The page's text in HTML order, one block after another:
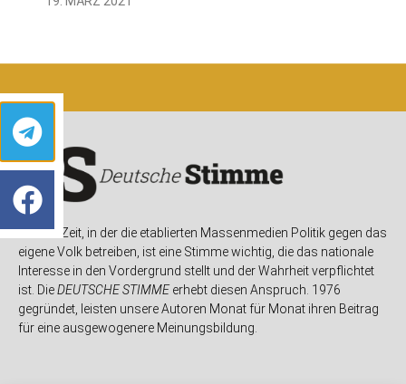
In einer Zeit, in der die etablierten Massenmedien Politik gegen das
eigene Volk betreiben, ist eine Stimme wichtig, die das nationale
Interesse in den Vordergrund stellt und der Wahrheit verpflichtet
ist. DieDEUTSCHE STIMMEerhebt diesen Anspruch. 1976
gegründet, leisten unsere Autoren Monat für Monat ihren Beitrag
für eine ausgewogenere Meinungsbildung.